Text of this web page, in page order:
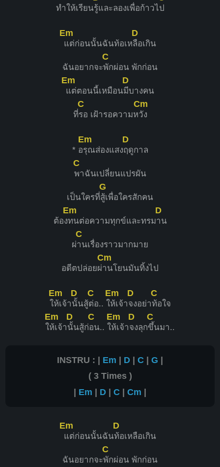
ทำให้เรียนรู้และลองเพื่อก้าวไป
Em
แต่ก่อนนั้นฉันท้อเห
D
ลือเกิน
ฉันอยากจะ
C
พักผ่อน พักก่อน
Em
แต่ตอนนี้เหมือน
D
มีบางคน
ที่
C
รอ เฝ้ารอความห
Cm
วัง
* อ
Em
รุณส่องแสง
D
ฤดูกาล
C
พาฉันเปลี่ยนแปรผัน
เป็นใครที่
G
สู้เพื่อใครสักคน
ต้อง
Em
ทนต่อความทุกข์และทรม
D
าน
ผ่
C
านเรื่องราวมากมาย
อดีตปล่อยผ่
Cm
านโยนมันทิ้งไป
ใ
Em
ห้เจ้า
D
นั้นสู้
C
ต่อ.. ใ
Em
ห้เจ้า
D
จงอย่า
C
ท้อใจ
ใ
Em
ห้เจ้า
D
นั้นสู้ก่
C
อน.. ใ
Em
ห้เจ้า
D
จงลุก
C
ขึ้นมา..
INSTRU : | Em | D | C | G |
( 3 Times )
| Em | D | C | Cm |
Em
แต่ก่อนนั้นฉัน
D
ท้อเหลือเกิน
ฉันอยากจะ
C
พักผ่อน พักก่อน